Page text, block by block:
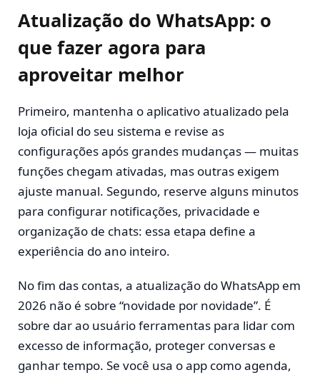
Atualização do WhatsApp: o
que fazer agora para
aproveitar melhor
Primeiro, mantenha o aplicativo atualizado pela
loja oficial do seu sistema e revise as
configurações após grandes mudanças — muitas
funções chegam ativadas, mas outras exigem
ajuste manual. Segundo, reserve alguns minutos
para configurar notificações, privacidade e
organização de chats: essa etapa define a
experiência do ano inteiro.
No fim das contas, a atualização do WhatsApp em
2026 não é sobre “novidade por novidade”. É
sobre dar ao usuário ferramentas para lidar com
excesso de informação, proteger conversas e
ganhar tempo. Se você usa o app como agenda,